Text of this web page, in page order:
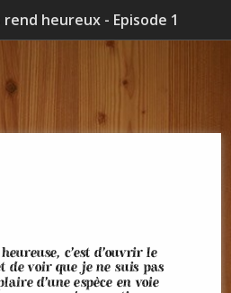
rend heureux - Episode 1